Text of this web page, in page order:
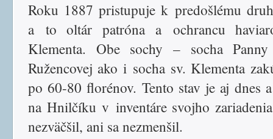
Roku 1887 pristupuje k predošlému
a to oltár patróna a ochrancu
Klementa. Obe sochy – socha
Ružencovej ako i socha sv. Klementa
po 60-80 florénov. Tento stav je aj dnes
na Hnilčíku v inventáre svojho
nezväčšil, ani sa nezmenšil.